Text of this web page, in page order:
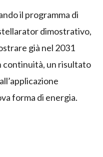
il programma di
dimostrativo,
già nel 2031
continuità, un risultato
forma di energia.